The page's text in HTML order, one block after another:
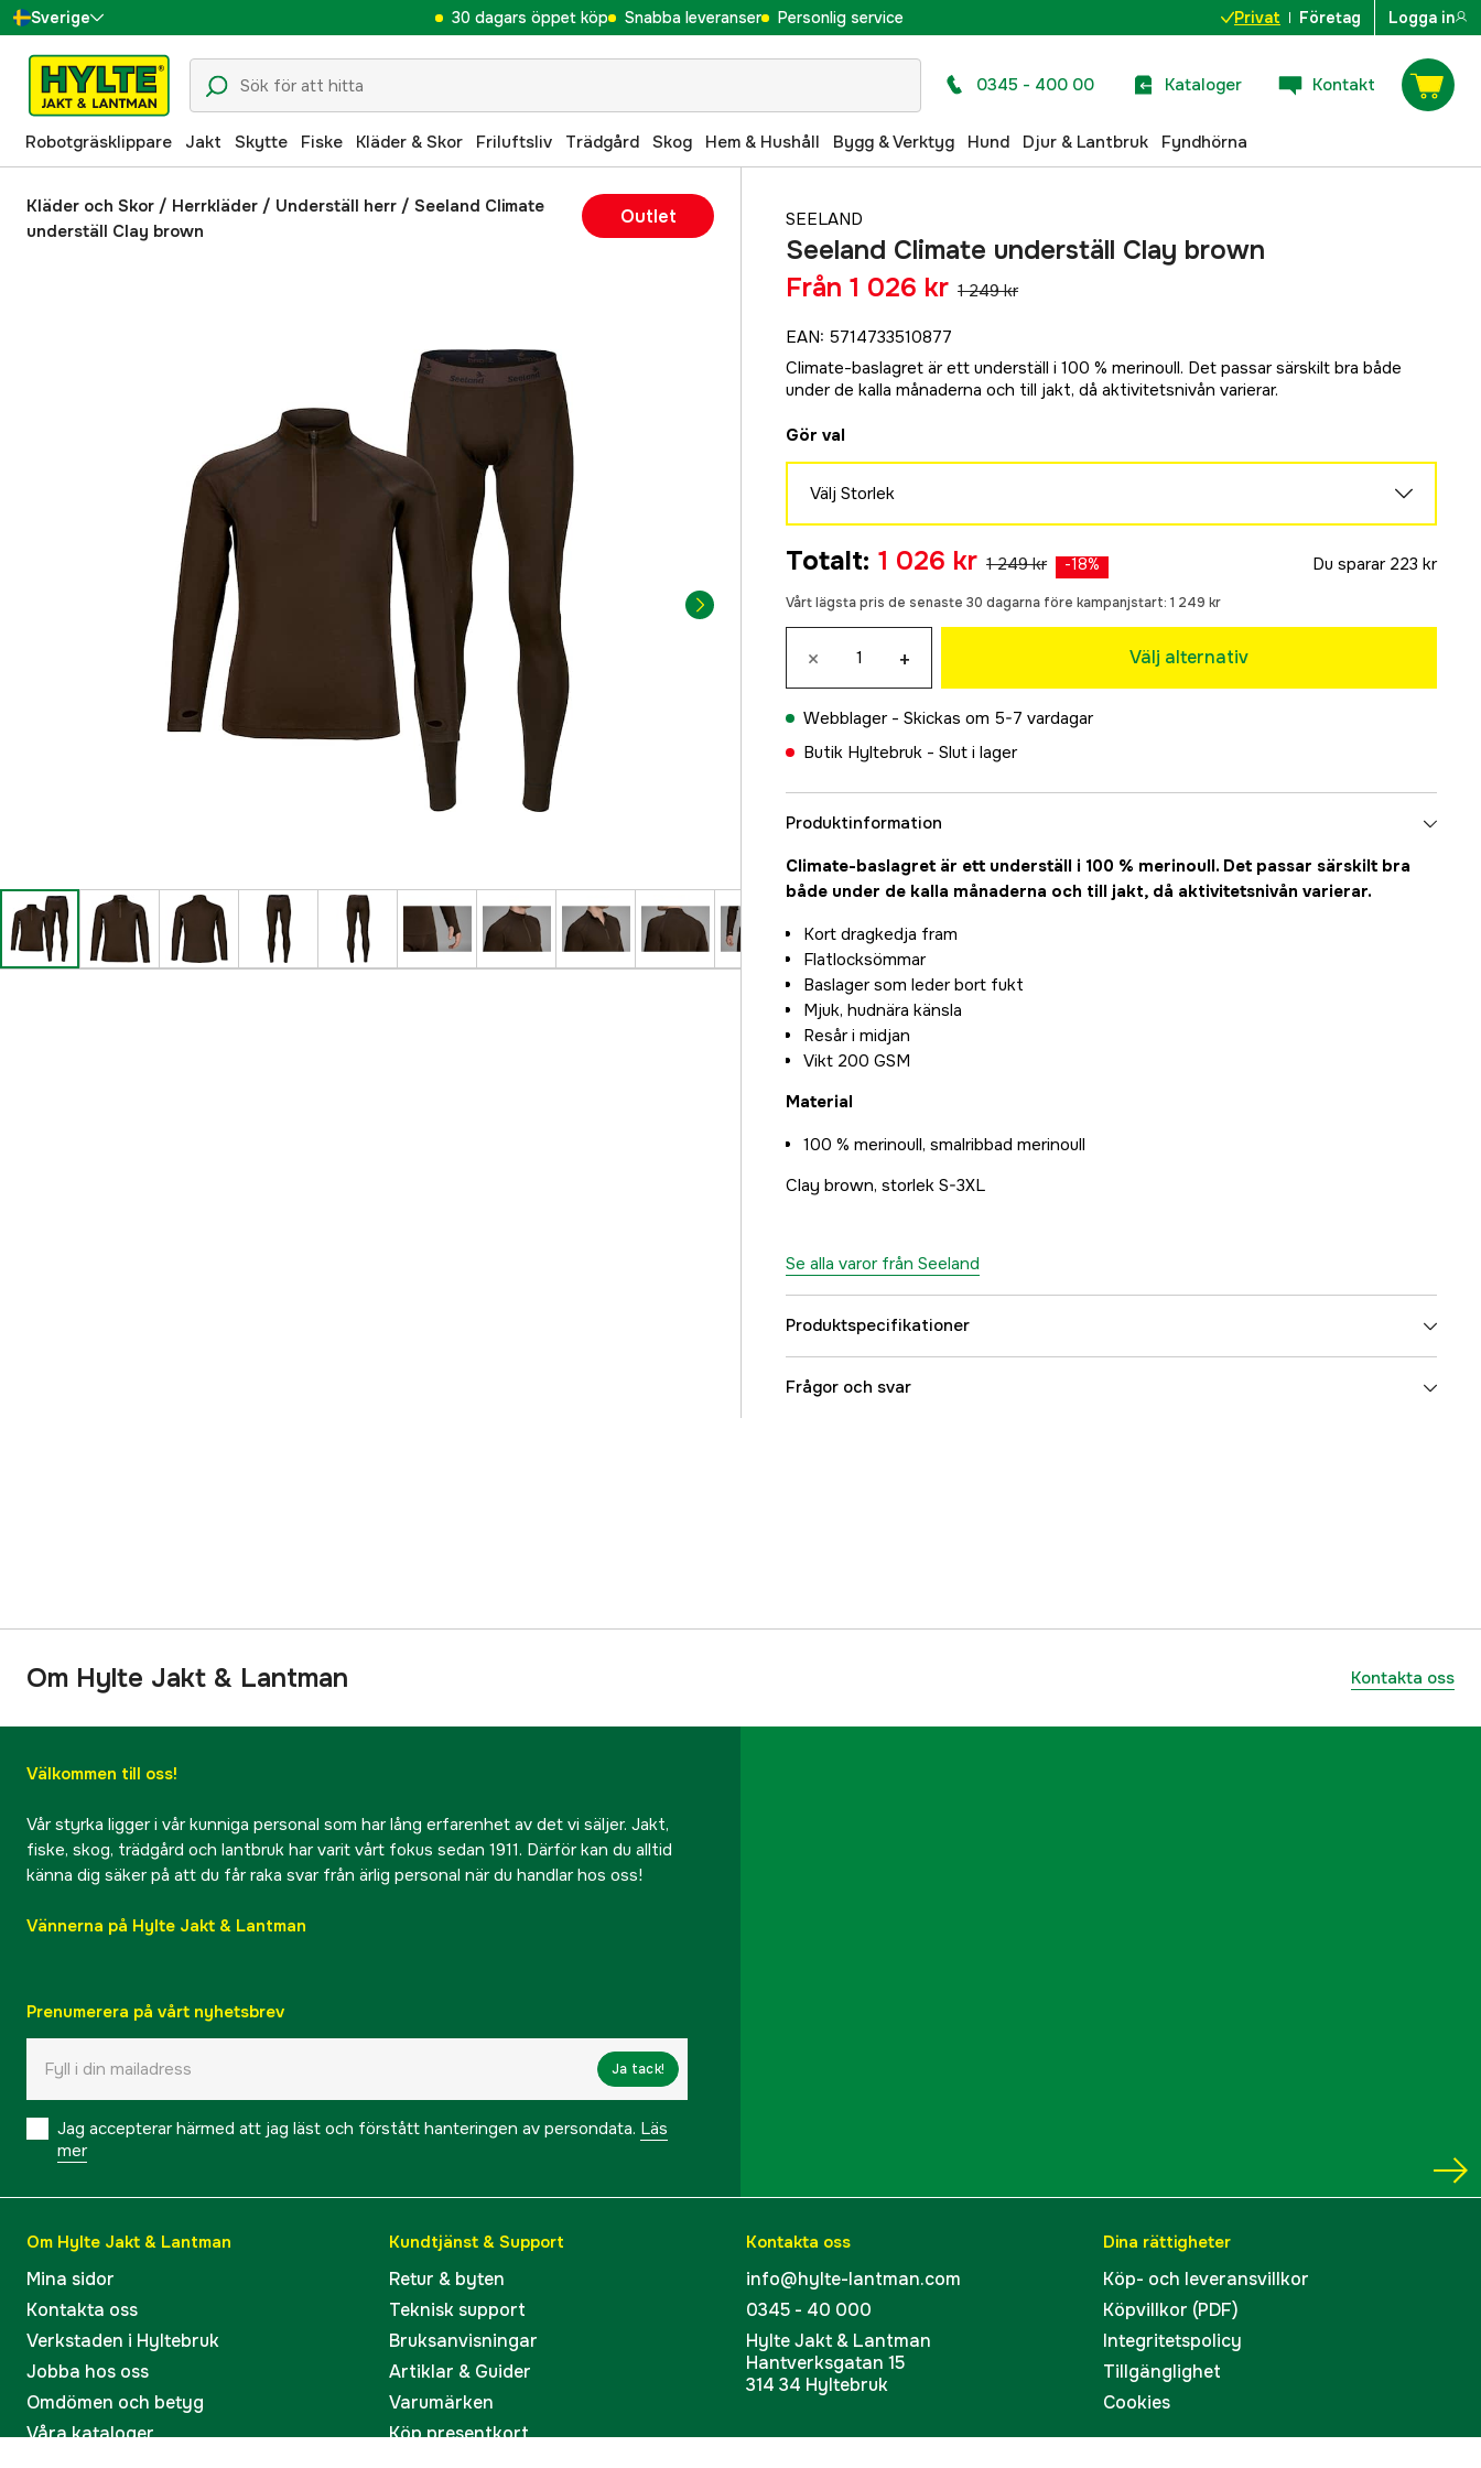
Sverige
Danmark
Suomi
Norge
Deutschland
30 dagars öppet köp Snabba leveranser Personlig service Privat Företag Logga in
0345 - 400 00 Kataloger Kontakt
Robotgräsklippare Jakt Skytte Fiske Kläder & Skor Friluftsliv Trädgård Skog Hem & Hushåll Bygg & Verktyg Hund Djur & Lantbruk Fyndhörna
Kläder och Skor / Herrkläder / Underställ herr / Seeland Climate
underställ Clay brown
Outlet SEELAND
Seeland Climate underställ Clay brown
Från 1 026 kr 1 249 kr
EAN: 5714733510877
Climate-baslagret är ett underställ i 100 % merinoull. Det passar särskilt bra både
under de kalla månaderna och till jakt, då aktivitetsnivån varierar.
Gör val
Välj Storlek
1 249 kr
Slutsåld
M
1 249 kr
L
1 249 kr
XL
1 249 kr
2XL
1 249 kr
1 026 kr
Totalt: 1 026 kr 1 249 kr -18% Du sparar 223 kr
Vårt lägsta pris de senaste 30 dagarna före kampanjstart: 1 249 kr
× + Välj alternativ
Webblager - Skickas om 5-7 vardagar
Butik Hyltebruk - Slut i lager
Produktinformation
Climate-baslagret är ett underställ i 100 % merinoull. Det passar särskilt bra
både under de kalla månaderna och till jakt, då aktivitetsnivån varierar.
Kort dragkedja fram
Flatlocksömmar
Baslager som leder bort fukt
Mjuk, hudnära känsla
Resår i midjan
Vikt 200 GSM
Material
100 % merinoull, smalribbad merinoull
Clay brown, storlek S-3XL
Se alla varor från Seeland
Produktspecifikationer
Färgton
Frågor och svar
Om Hylte Jakt & Lantman Kontakta oss
Välkommen till oss!
Vår styrka ligger i vår kunniga personal som har lång erfarenhet av det vi säljer. Jakt,
fiske, skog, trädgård och lantbruk har varit vårt fokus sedan 1911. Därför kan du alltid
känna dig säker på att du får raka svar från ärlig personal när du handlar hos oss!
Vännerna på Hylte Jakt & Lantman
Prenumerera på vårt nyhetsbrev
Ja tack!
Jag accepterar härmed att jag läst och förstått hanteringen av persondata. Läs
mer
Om Hylte Jakt & Lantman
Mina sidor
Kontakta oss
Verkstaden i Hyltebruk
Jobba hos oss
Omdömen och betyg
Våra kataloger
Kundtjänst & Support
Retur & byten
Teknisk support
Bruksanvisningar
Artiklar & Guider
Varumärken
Köp presentkort
Kontakta oss
info@hylte-lantman.com
0345 - 40 000
Hylte Jakt & Lantman
Hantverksgatan 15
314 34 Hyltebruk
Dina rättigheter
Köp- och leveransvillkor
Köpvillkor (PDF)
Integritetspolicy
Tillgänglighet
Cookies